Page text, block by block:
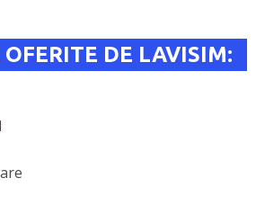
OFERITE DE LAVISIM: